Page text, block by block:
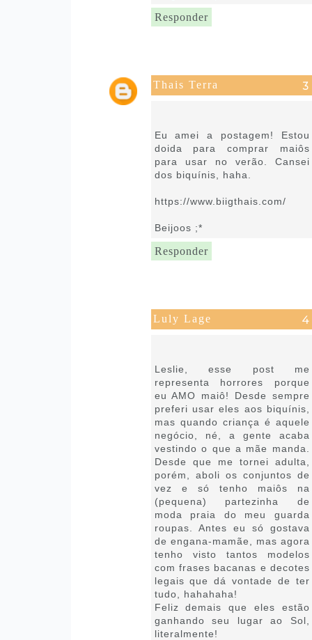
Responder
Thais Terra
Eu amei a postagem! Estou
doida para comprar maiôs
para usar no verão. Cansei
dos biquínis, haha.
https://www.biigthais.com/
Beijoos ;*
Responder
Luly Lage
Leslie, esse post me
representa horrores porque
eu AMO maiô! Desde sempre
preferi usar eles aos biquínis,
mas quando criança é aquele
negócio, né, a gente acaba
vestindo o que a mãe manda.
Desde que me tornei adulta,
porém, aboli os conjuntos de
vez e só tenho maiôs na
(pequena) partezinha de
moda praia do meu guarda
roupas. Antes eu só gostava
de engana-mamãe, mas agora
tenho visto tantos modelos
com frases bacanas e decotes
legais que dá vontade de ter
tudo, hahahaha!
Feliz demais que eles estão
ganhando seu lugar ao Sol,
literalmente!